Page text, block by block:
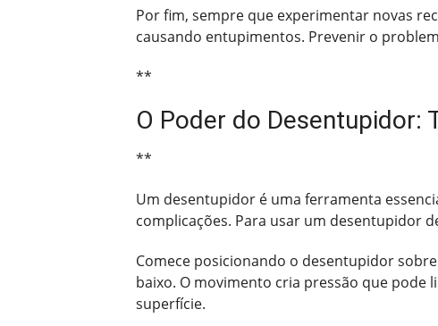
Por fim, sempre que experimentar novas
causando entupimentos. Prevenir o
**
O Poder do Desentupidor:
**
Um desentupidor é uma ferramenta
complicações. Para usar um desentupidor
Comece posicionando o desentupidor
baixo. O movimento cria pressão que
superfície.